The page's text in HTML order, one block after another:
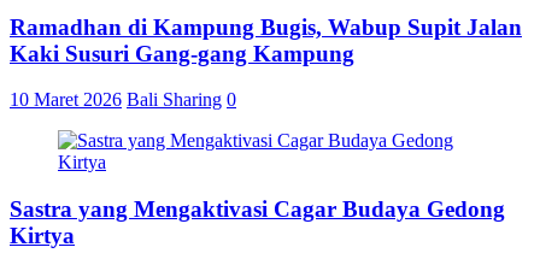
Ramadhan di Kampung Bugis, Wabup Supit Jalan
Kaki Susuri Gang-gang Kampung
10 Maret 2026 Bali Sharing 0
Sastra yang Mengaktivasi Cagar Budaya Gedong
Kirtya